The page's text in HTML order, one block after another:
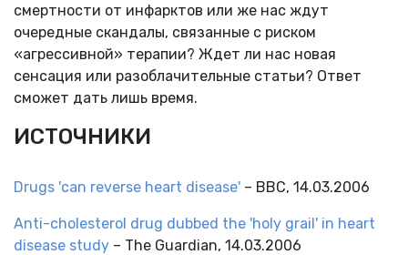
смертности от инфарктов или же нас ждут
очередные скандалы, связанные с риском
«агрессивной» терапии? Ждет ли нас новая
сенсация или разоблачительные статьи? Ответ
сможет дать лишь время.
ИСТОЧНИКИ
Drugs 'can reverse heart disease' – BBC, 14.03.2006
Anti-cholesterol drug dubbed the 'holy grail' in heart
disease study – The Guardian, 14.03.2006